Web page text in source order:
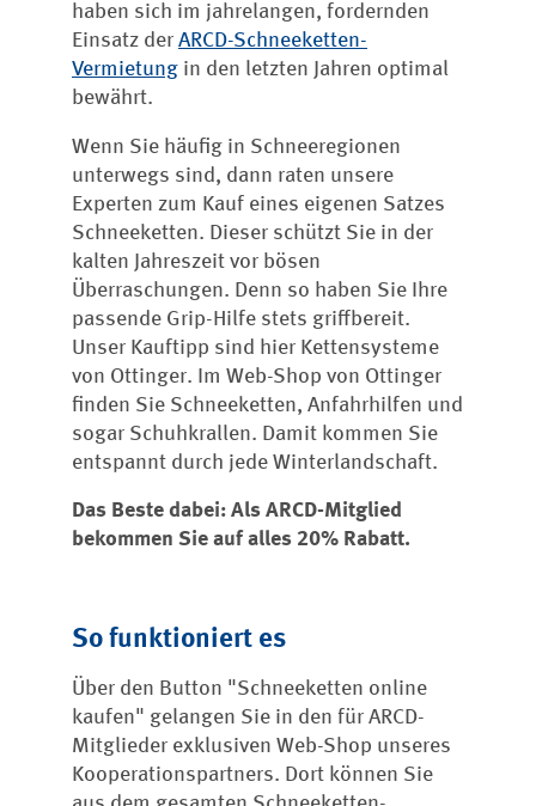
haben sich im jahrelangen, fordernden
Einsatz der ARCD-Schneeketten-
Vermietung in den letzten Jahren optimal
bewährt.
Wenn Sie häufig in Schneeregionen
unterwegs sind, dann raten unsere
Experten zum Kauf eines eigenen Satzes
Schneeketten. Dieser schützt Sie in der
kalten Jahreszeit vor bösen
Überraschungen. Denn so haben Sie Ihre
passende Grip-Hilfe stets griffbereit.
Unser Kauftipp sind hier Kettensysteme
von Ottinger. Im Web-Shop von Ottinger
finden Sie Schneeketten, Anfahrhilfen und
sogar Schuhkrallen. Damit kommen Sie
entspannt durch jede Winterlandschaft.
Das Beste dabei: Als ARCD-Mitglied
bekommen Sie auf alles 20% Rabatt.
So funktioniert es
Über den Button "Schneeketten online
kaufen" gelangen Sie in den für ARCD-
Mitglieder exklusiven Web-Shop unseres
Kooperationspartners. Dort können Sie